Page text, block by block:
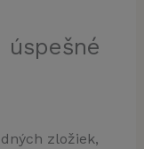
zložiek,